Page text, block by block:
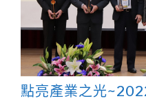
點亮產業之光